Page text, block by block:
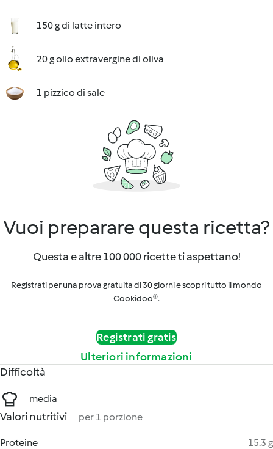
150 g di latte intero
20 g olio extravergine di oliva
1 pizzico di sale
Vuoi preparare questa ricetta?
Questa e altre 100 000 ricette ti aspettano!
Registrati per una prova gratuita di 30 giorni e scopri tutto il mondo
Cookidoo®.
Registrati gratis
Ulteriori informazioni
Difficoltà
media
Valori nutritivi per 1 porzione
Proteine
15.3 g